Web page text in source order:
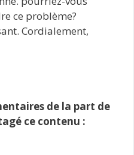
ce problème?
Cordialement,
de la part de
ce contenu :